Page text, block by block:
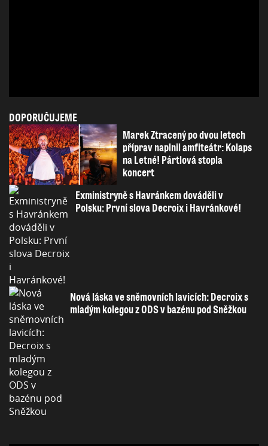
DOPORUČUJEME
Marek Ztracený po dvou letech
příprav naplnil amfiteátr: Kolaps
na Letné! Pártlová stopla
koncert
Exministryně s Havránkem dováděli v
Polsku: První slova Decroix i Havránkové!
Nová láska ve sněmovních lavicích: Decroix s
mladým kolegou z ODS v bazénu pod Sněžkou